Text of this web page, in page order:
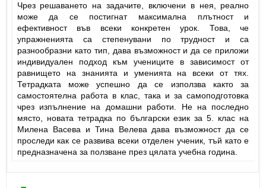
Чрез решаването на задачите, включени в нея, реално
може да се постигнат максимална плътност и
ефективност във всеки конкретен урок. Това, че
упражненията са степенувани по трудност и са
разнообразни като тип, дава възможност и да се приложи
индивидуален подход към учениците в зависимост от
равнището на знанията и уменията на всеки от тях.
Тетрадката може успешно да се използва както за
самостоятелна работа в клас, така и за самоподготовка
чрез изпълнение на домашни работи. Не на последно
място, новата тетрадка по български език за 5. клас на
Милена Васева и Тина Велева дава възможност да се
проследи как се развива всеки отделен ученик, тъй като е
предназначена за ползване през цялата учебна година.